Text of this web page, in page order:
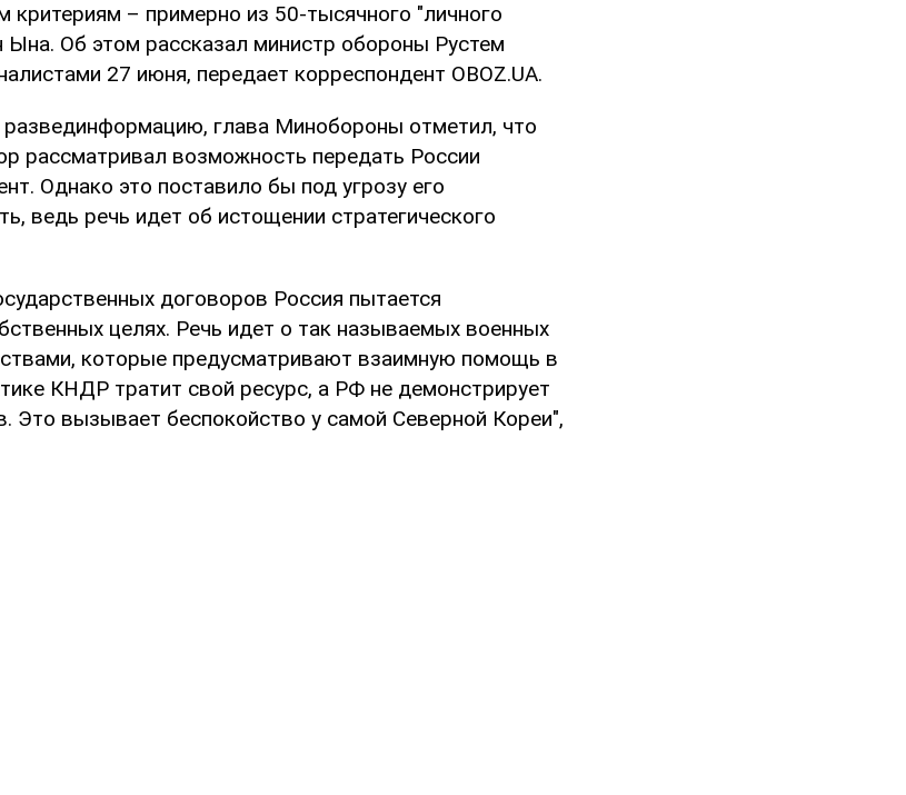
критериям – примерно из 50-тысячного "личного
Об этом рассказал министр обороны Рустем
27 июня, передает корреспондент OBOZ.UA.
глава Минобороны отметил, что
рассматривал возможность передать России
Однако это поставило бы под угрозу его
ведь речь идет об истощении стратегического
договоров Россия пытается
целях. Речь идет о так называемых военных
которые предусматривают взаимную помощь в
КНДР тратит свой ресурс, а РФ не демонстрирует
Это вызывает беспокойство у самой Северной Кореи",